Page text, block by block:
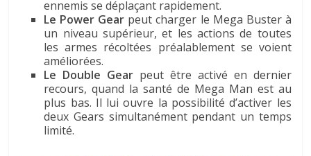
ennemis se déplaçant rapidement.
Le Power Gear peut charger le Mega Buster à
un niveau supérieur, et les actions de toutes
les armes récoltées préalablement se voient
améliorées.
Le Double Gear peut être activé en dernier
recours, quand la santé de Mega Man est au
plus bas. Il lui ouvre la possibilité d’activer les
deux Gears simultanément pendant un temps
limité.